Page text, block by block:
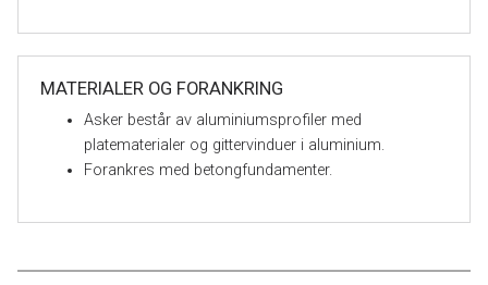
MATERIALER OG FORANKRING
Asker består av aluminiumsprofiler med
platematerialer og gittervinduer i aluminium.
Forankres med betongfundamenter.